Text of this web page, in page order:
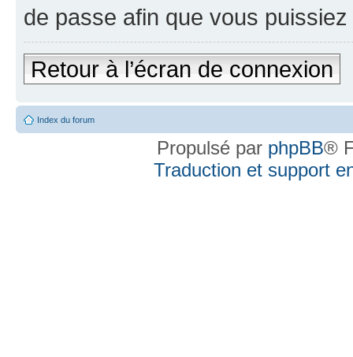
de passe afin que vous
Retour à l’écran de connexion
Index du forum
Propulsé par phpBB®
Traduction et support